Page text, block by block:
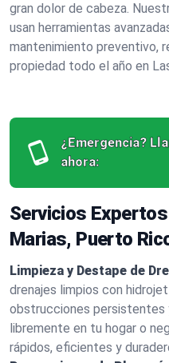
gran dolor de cabeza.
usan herramientas
mantenimiento preventivo,
propiedad todo el año en
¿Emergencia?
ahora:
Servicios
Marias, Puerto
Limpieza y Destape de
drenajes limpios con
obstrucciones persistentes
libremente en tu hogar o
rápidos, eficientes y